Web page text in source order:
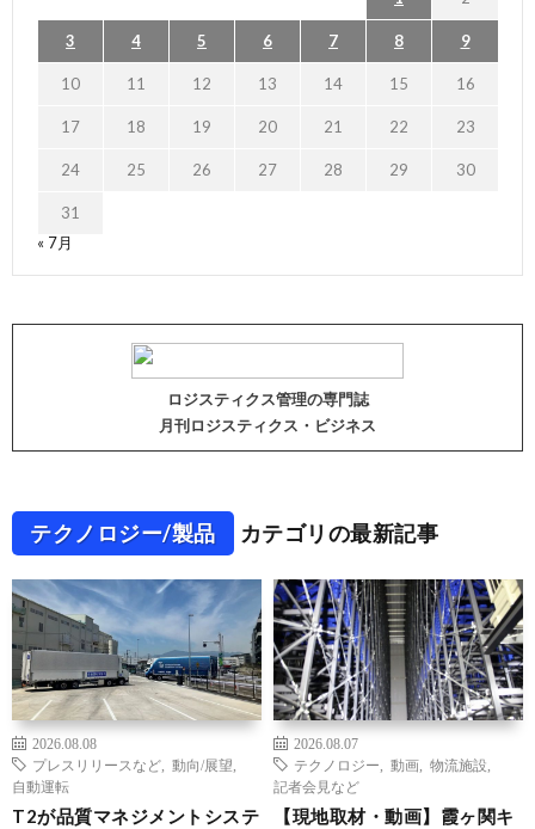
3 4 5 6 7 8 9
10 11 12 13 14 15 16
17 18 19 20 21 22 23
24 25 26 27 28 29 30
31
« 7月
ロジスティクス管理の専門誌
月刊ロジスティクス・ビジネス
テクノロジー/製品 カテゴリの最新記事
2026.08.08
プレスリリースなど
動向/展望
自動運転
T2が品質マネジメントシステ
2026.08.07
テクノロジー
動画 物流施設
記者会見など
【現地取材・動画】霞ヶ関キ